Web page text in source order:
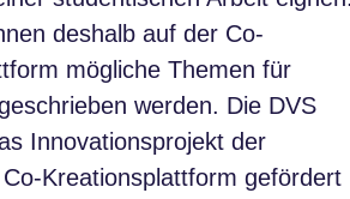
deshalb auf der Co-
mögliche Themen für
werden. Die DVS
Innovationsprojekt der
Kreationsplattform gefördert